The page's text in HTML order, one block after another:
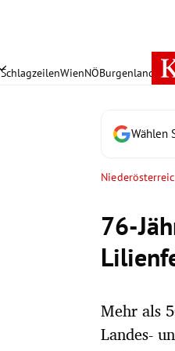
SchlagzeilenWienNÖBurgenland
Wählen
76-
Mehr als
Landes-